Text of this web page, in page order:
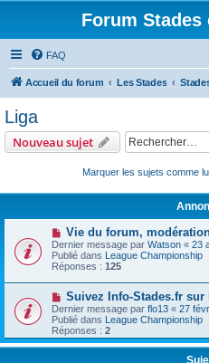
Forum
FAQ
Accueil du forum Les Stades
Liga
Nouveau sujet
Marquer les sujets comme
Vie du forum,
Dernier message par Watson « 23
Publié dans League Championship
Réponses : 125
Suivez Info-Stades.fr sur
Dernier message par flo13 « 27
Publié dans League Championship
Réponses : 2